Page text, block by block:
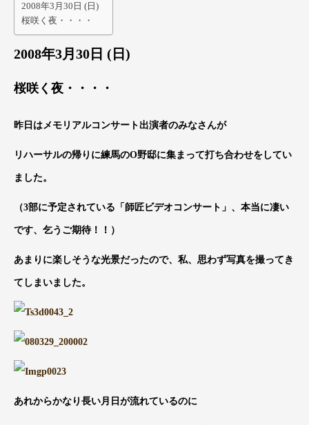
2008年3月30日 (日)
桜咲く夜・・・・
2008年3月30日 (日)
桜咲く夜・・・・
昨日はメモリアルコンサート出演者のみなさんが
リハーサルの帰りに練馬のO野邸に集まって打ち合わせをしてい
ました。
（3部に予定されている「師匠ビデオコンサート」、本当に凄い
です、乞うご期待！！）
あまりに楽しそうな光景だったので、私、思わず写真を撮ってき
てしまいました。
あれからかなり長い月日が流れているのに